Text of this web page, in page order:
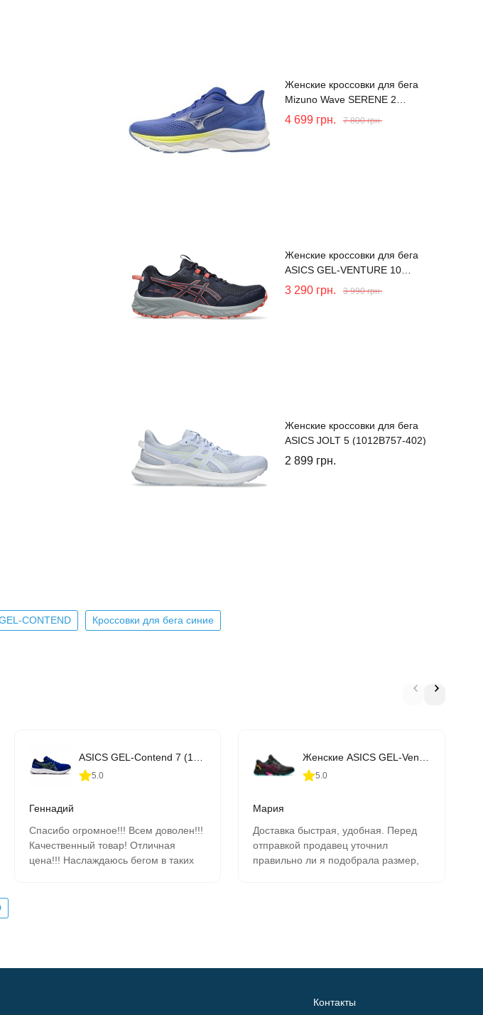
Женские кроссовки для бега
Mizuno Wave SERENE 2
(J1GD255971)
4 699 грн. 7 800 грн.
Женские кроссовки для бега
ASICS GEL-VENTURE 10
(1012B759-402)
3 290 грн. 3 990 грн.
Женские кроссовки для бега
ASICS JOLT 5 (1012B757-402)
2 899 грн.
CONTEND Кроссовки для бега синие
5.0
Геннадий
Спасибо огромное!!! Всем доволен!!!
Качественный товар! Отличная
цена!!! Наслаждаюсь бегом в таких
5.0
Мария
Доставка быстрая, удобная. Перед
отправкой продавец уточнил
правильно ли я подобрала размер,
Контакты